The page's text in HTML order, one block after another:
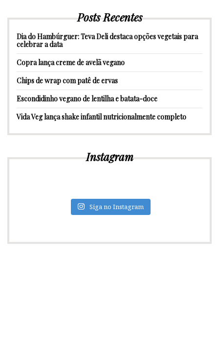
Posts Recentes
Dia do Hambúrguer: Teva Deli destaca opções vegetais para
celebrar a data
Copra lança creme de avelã vegano
Chips de wrap com patê de ervas
Escondidinho vegano de lentilha e batata-doce
Vida Veg lança shake infantil nutricionalmente completo
Instagram
Siga no Instagram